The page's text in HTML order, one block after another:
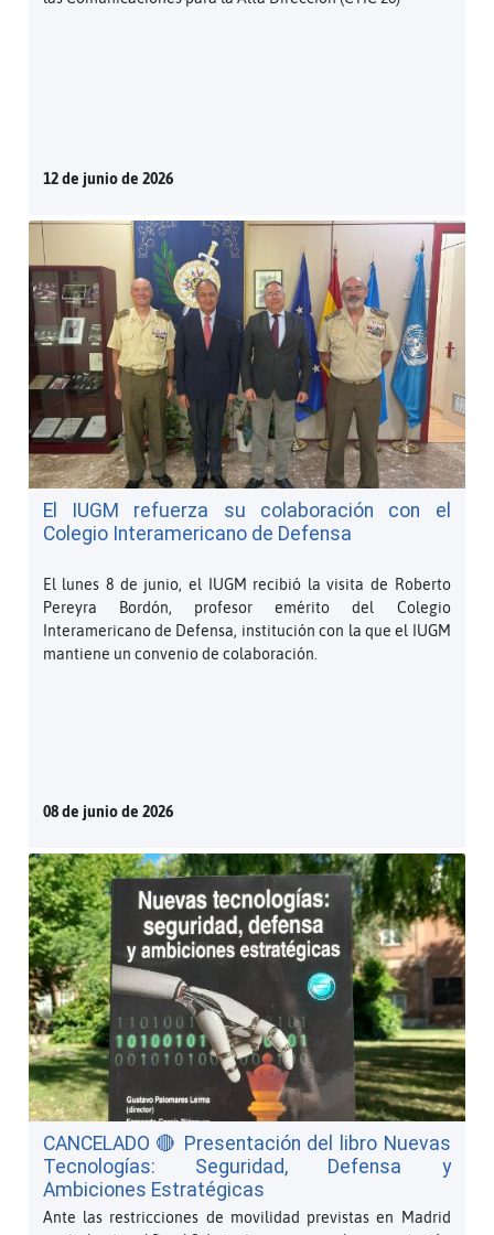
12 de junio de 2026
El IUGM refuerza su colaboración con el
Colegio Interamericano de Defensa
El lunes 8 de junio, el IUGM recibió la visita de Roberto
Pereyra Bordón, profesor emérito del Colegio
Interamericano de Defensa, institución con la que el IUGM
mantiene un convenio de colaboración.
08 de junio de 2026
CANCELADO 🔴 Presentación del libro Nuevas
Tecnologías: Seguridad, Defensa y
Ambiciones Estratégicas
Ante las restricciones de movilidad previstas en Madrid